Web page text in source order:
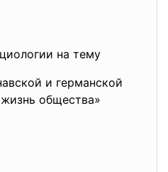
на тему
и германской
общества»